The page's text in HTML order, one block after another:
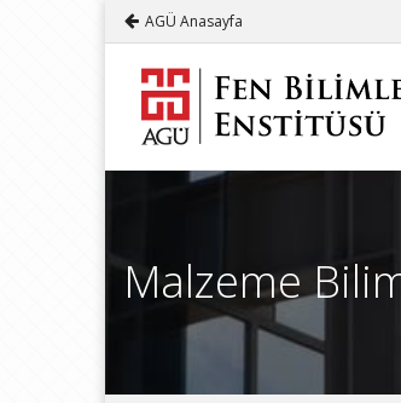
AGÜ Anasayfa
Malzeme